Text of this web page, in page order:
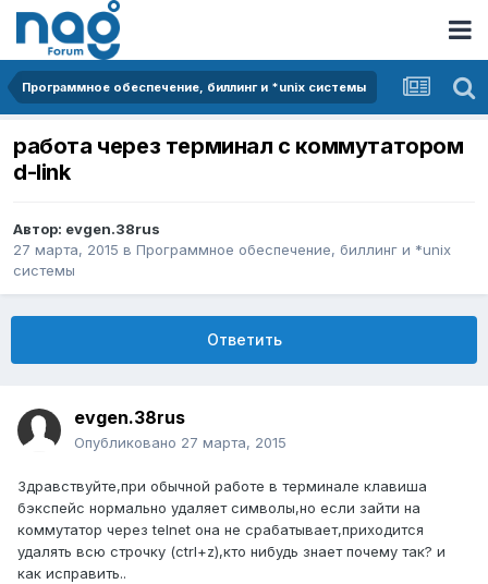
Программное обеспечение, биллинг и *unix системы
работа через терминал с коммутатором
d-link
Автор: evgen.38rus
27 марта, 2015 в Программное обеспечение, биллинг и *unix
системы
Ответить
evgen.38rus
Опубликовано 27 марта, 2015
Здравствуйте,при обычной работе в терминале клавиша
бэкспейс нормально удаляет символы,но если зайти на
коммутатор через telnet она не срабатывает,приходится
удалять всю строчку (ctrl+z),кто нибудь знает почему так? и
как исправить..